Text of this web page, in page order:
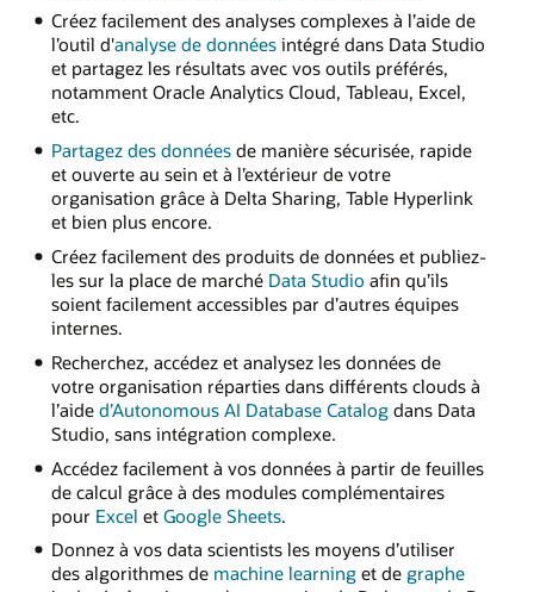
Créez facilement des analyses complexes à l’aide de
l’outil d'analyse de donnéesintégré dans Data Studio
et partagez les résultats avec vos outils préférés,
notamment Oracle Analytics Cloud, Tableau, Excel,
etc.
Partagez des données de manière sécurisée, rapide
et ouverte au sein et à l’extérieur de votre
organisation grâce à Delta Sharing, Table Hyperlink
et bien plus encore.
Créez facilement des produits de données et publiez-
les sur la place de marché Data Studio afin qu’ils
soient facilement accessibles par d’autres équipes
internes.
Recherchez, accédez et analysez les données de
votre organisation réparties dans différents clouds à
l’aide d’Autonomous AI Database Catalogdans Data
Studio, sans intégration complexe.
Accédez facilement à vos données à partir de feuilles
de calcul grâce à des modules complémentaires
pour Excel et Google Sheets.
Donnez à vos data scientists les moyens d’utiliser
des algorithmes de machine learninget de graphe